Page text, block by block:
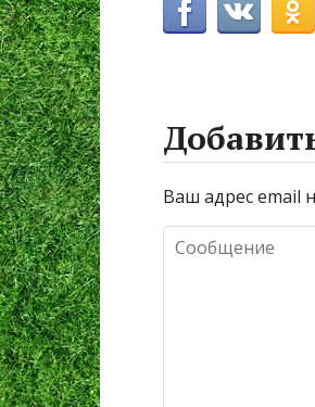
Ваш адрес email